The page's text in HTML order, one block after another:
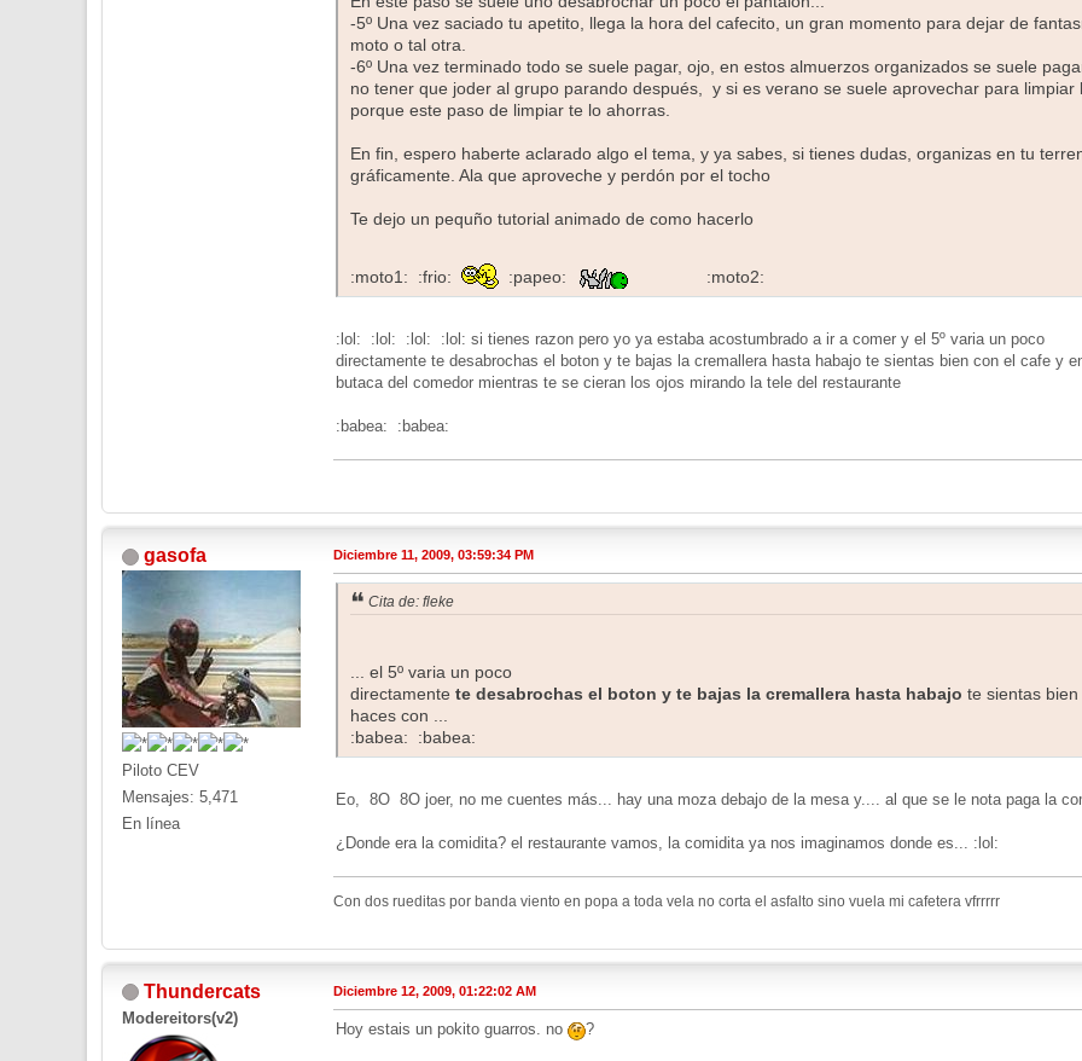
-5º Una vez saciado tu apetito, llega la hora del cafecito, un gran momento para dejar de
moto o tal otra.
-6º Una vez terminado todo se suele pagar, ojo, en estos almuerzos organizados se suele
no tener que joder al grupo parando después, y si es verano se suele aprovechar para
porque este paso de limpiar te lo ahorras.
En fin, espero haberte aclarado algo el tema, y ya sabes, si tienes dudas, organizas en tu
gráficamente. Ala que aproveche y perdón por el tocho
Te dejo un pequño tutorial animado de como hacerlo
:moto1: :frio: :papeo: :moto2:
:lol: :lol: :lol: :lol: si tienes razon pero yo ya estaba acostumbrado a ir a comer y el 5º varia un poco
directamente te desabrochas el boton y te bajas la cremallera hasta habajo te sientas bien con el cafe y
butaca del comedor mientras te se cieran los ojos mirando la tele del restaurante
:babea: :babea:
gasofa
Piloto CEV
Mensajes: 5,471
En línea
Diciembre 11, 2009, 03:59:34 PM
Cita de: fleke
... el 5º varia un poco
directamente te desabrochas el boton y te bajas la cremallera hasta habajo te sientas
haces con ...
:babea: :babea:
Eo, 8O 8O joer, no me cuentes más... hay una moza debajo de la mesa y.... al que se le nota paga la
¿Donde era la comidita? el restaurante vamos, la comidita ya nos imaginamos donde es... :lol:
Con dos rueditas por banda viento en popa a toda vela no corta el asfalto sino vuela mi cafetera vfrrrrr
Thundercats
Modereitors(v2)
Diciembre 12, 2009, 01:22:02 AM
Hoy estais un pokito guarros. no ?